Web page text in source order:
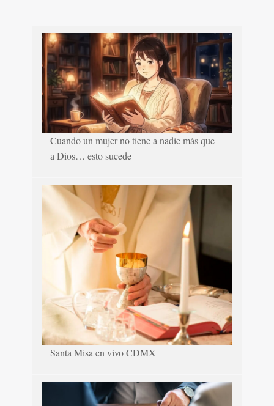
Cuando un mujer no tiene a nadie más que
a Dios… esto sucede
Santa Misa en vivo CDMX